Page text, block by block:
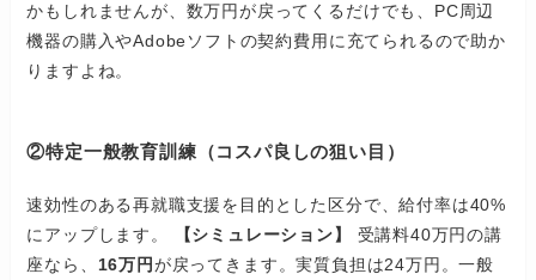
かもしれませんが、数万円が戻ってくるだけでも、PC周辺
機器の購入やAdobeソフトの契約費用に充てられるので助か
りますよね。
②特定一般教育訓練（コスパ良しの狙い目）
速効性のある再就職支援を目的とした区分で、給付率は40%
にアップします。
【シミュレーション】
受講料40万円の講
座なら、 16万円が戻ってきます。実質負担は24万円。一般